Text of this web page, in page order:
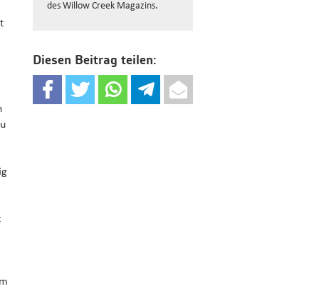
des Willow Creek Magazins.
Diesen Beitrag teilen: